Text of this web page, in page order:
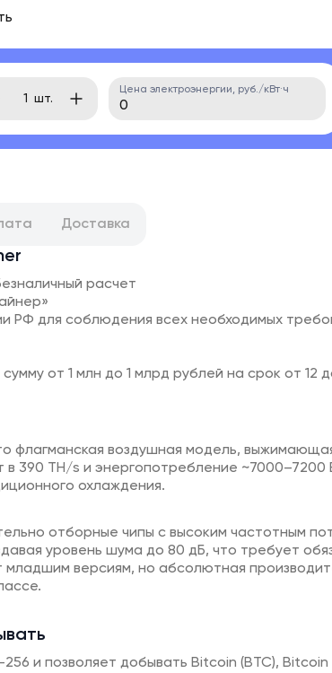
шт.
Цена электроэнергии, руб./кВт·ч
Доставка
расчет
РФ для соблюдения всех необходимых
от 1 млн до 1 млрд рублей на срок от 12
флагманская воздушная модель,
390 TH/s и энергопотребление ~7000–7200
охлаждения.
отборные чипы с высоким частотным
уровень шума до 80 дБ, что требует
младшим версиям, но абсолютная
и позволяет добывать Bitcoin (BTC), Bitcoin